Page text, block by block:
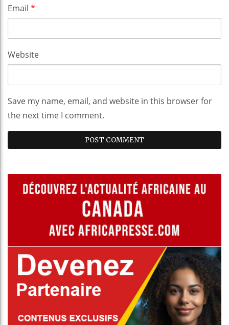
Email *
Website
Save my name, email, and website in this browser for
the next time I comment.